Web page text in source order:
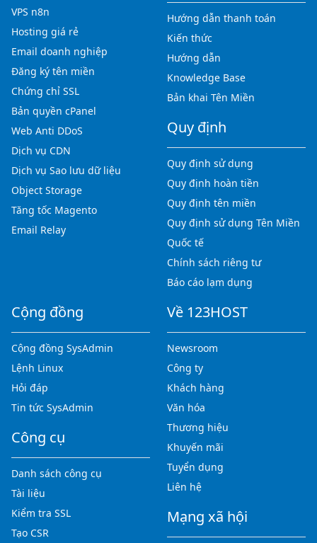
VPS n8n
Hosting giá rẻ
Email doanh nghiệp
Đăng ký tên miền
Chứng chỉ SSL
Bản quyền cPanel
Web Anti DDoS
Dịch vụ CDN
Dịch vụ Sao lưu dữ liệu
Object Storage
Tăng tốc Magento
Email Relay
Hướng dẫn thanh toán
Kiến thức
Hướng dẫn
Knowledge Base
Bản khai Tên Miền
Quy định
Quy định sử dụng
Quy định hoàn tiền
Quy định tên miền
Quy định sử dụng Tên Miền
Quốc tế
Chính sách riêng tư
Báo cáo lạm dụng
Cộng đồng
Cộng đồng SysAdmin
Lệnh Linux
Hỏi đáp
Tin tức SysAdmin
Công cụ
Danh sách công cụ
Tài liệu
Kiểm tra SSL
Tạo CSR
Về 123HOST
Newsroom
Công ty
Khách hàng
Văn hóa
Thương hiệu
Khuyến mãi
Tuyển dụng
Liên hệ
Mạng xã hội